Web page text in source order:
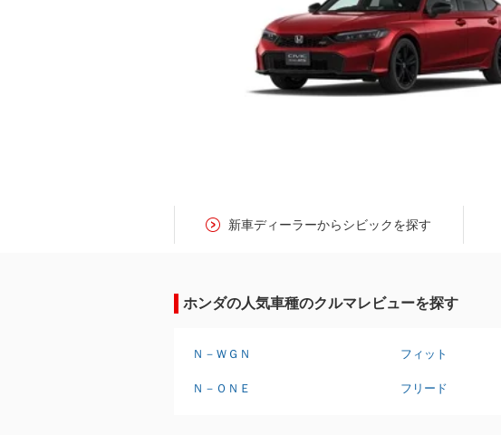
新車ディーラーからシビックを探す
ホンダの人気車種のクルマレビューを探す
Ｎ－ＷＧＮ フィット
Ｎ－ＯＮＥ フリード